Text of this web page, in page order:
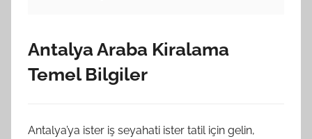
Antalya Araba Kiralama
Temel Bilgiler
Antalya’ya ister iş seyahati ister tatil için gelin,